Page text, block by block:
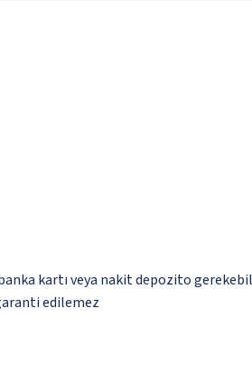
kartı veya nakit depozito
edilemez